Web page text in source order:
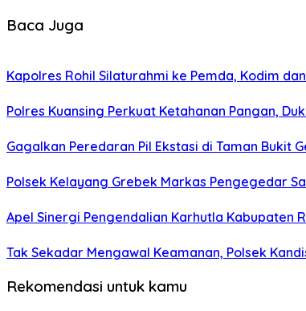
Baca Juga
Kapolres Rohil Silaturahmi ke Pemda, Kodim
Polres Kuansing Perkuat Ketahanan Pangan,
Gagalkan Peredaran Pil Ekstasi di Taman Bukit
Polsek Kelayang Grebek Markas Pengegedar
Apel Sinergi Pengendalian Karhutla Kabupaten
Tak Sekadar Mengawal Keamanan, Polsek
Rekomendasi untuk kamu